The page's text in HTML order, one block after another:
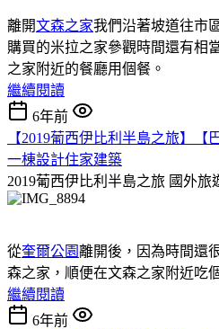
離開文森之家我們沿著坡道往市
購買的米拉之家參觀時間還有相
之家附近的餐廳用個餐。
繼續閱讀
6年前
【2019葡西伊比利半島之旅】
一棟設計住家建築
2019葡西伊比利半島之旅 國外旅
從奎爾公園離開後，因為時間還
森之家，順便在文森之家附近吃
繼續閱讀
6年前